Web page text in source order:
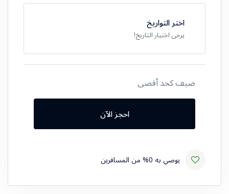
اختر التواريخ
يرجى اختيار التاريخ!
ضيف كحد أقصى
احجز الآن
يوصي به 0% من المسافرين